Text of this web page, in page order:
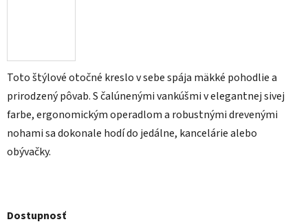
Toto štýlové otočné kreslo v sebe spája mäkké pohodlie a
prirodzený pôvab. S čalúnenými vankúšmi v elegantnej sivej
farbe, ergonomickým operadlom a robustnými drevenými
nohami sa dokonale hodí do jedálne, kancelárie alebo
obývačky.
Dostupnosť